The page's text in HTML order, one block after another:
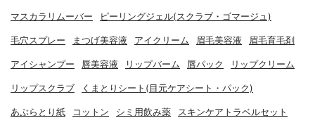
マスカラリムーバー ピーリングジェル(スクラブ・ゴマージュ)
毛穴スプレー まつげ美容液 アイクリーム 眉毛美容液 眉毛育毛剤
アイシャンプー 唇美容液 リップバーム 唇パック リップクリーム
リップスクラブ くまとりシート(目元ケアシート・パック)
あぶらとり紙 コットン シミ用飲み薬 スキンケアトラベルセット